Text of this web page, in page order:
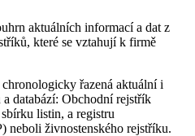
aktuálních informací a dat z
které se vztahují k firmě
řazená aktuální i
databází: Obchodní rejstřík
listin, a registru
neboli živnostenského rejstříku.